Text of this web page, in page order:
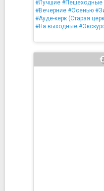
#Лучшие #Пешеходные
#Вечерние #Осенью
#Ауде-керк (Старая
#На выходные